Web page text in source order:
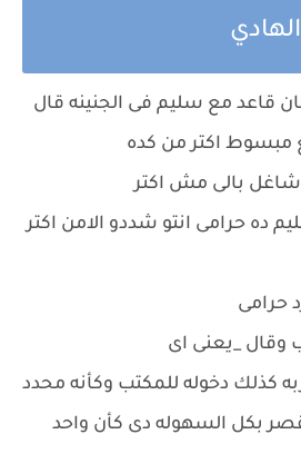
قاعد مع سليم فى الجنينه قال
مبسوط اكتر من كده
بالى مش اكتر
ده حرامى انتو شددو الامن اكتر
حرامى
وقال _يعنى اى
كذلك دخوله للمكتب وكأنه محدد
بكل السهوله دى كأن واحد